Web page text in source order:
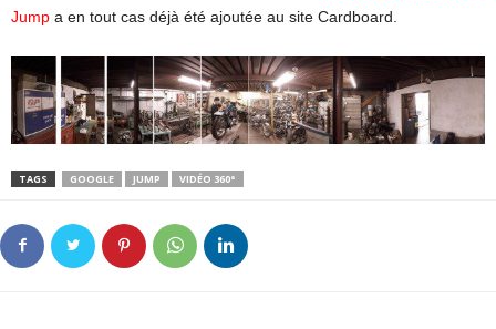
Jump a en tout cas déjà été ajoutée au site Cardboard.
TAGS GOOGLE JUMP VIDÉO 360°